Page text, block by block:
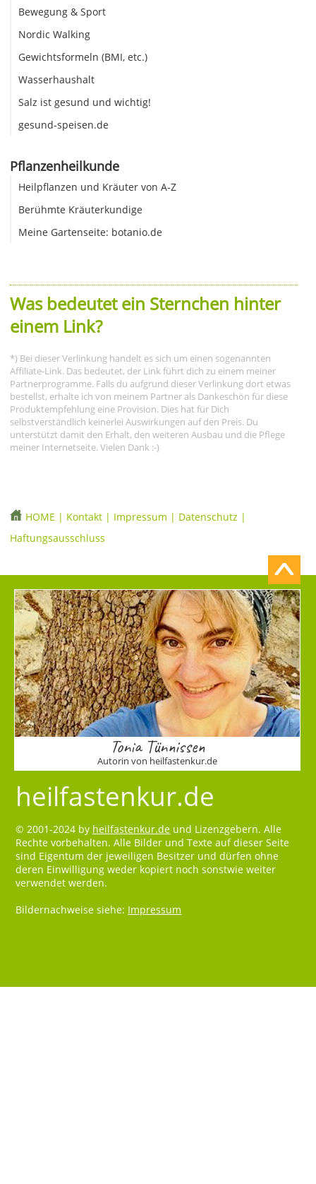
Bewegung & Sport
Nordic Walking
Gewichtsformeln (BMI, etc.)
Wasserhaushalt
Salz ist gesund und wichtig!
gesund-speisen.de
Pflanzenheilkunde
Heilpflanzen und Kräuter von A-Z
Berühmte Kräuterkundige
Meine Gartenseite: botanio.de
Was bedeutet ein Sternchen hinter
einem Link?
*) Bei dieser Verlinkung handelt es sich um einen sogenannten
Affiliate-Link. Das bedeutet, der Link führt dich zu einem meiner
Partnerprogramme. Falls du aufgrund dieser Verlinkung dort etwas
bestellst, erhalte ich von meinem Partner als Dankeschön für diese
Produktempfehlung eine Provision. Dies hat für Dich
selbstverständlich keinerlei Auswirkungen auf den Preis. Du
unterstützt damit den Erhalt, den weiteren Ausbau und die Pflege
meiner Internetseite. Vielen Dank :-)
HOME | Kontakt | Impressum | Datenschutz |
Haftungsausschluss
Tonia Tünnissen
Autorin von heilfastenkur.de
heilfastenkur.de
© 2001-2024 by heilfastenkur.de und Lizenzgebern. Alle
Rechte vorbehalten. Alle Bilder und Texte auf dieser Seite
sind Eigentum der jeweiligen Besitzer und dürfen ohne
deren Einwilligung weder kopiert noch sonstwie weiter
verwendet werden.
Bildernachweise siehe: Impressum